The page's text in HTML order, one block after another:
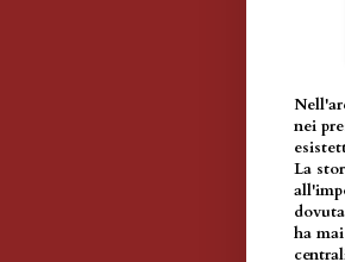
nei
La
ha